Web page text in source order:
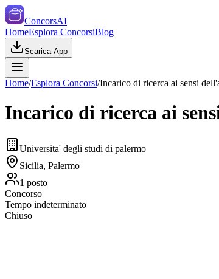
ConcorsAI
HomeEsplora ConcorsiBlog
Scarica App
Home/Esplora Concorsi/Incarico di ricerca ai sensi
Incarico di ricerca ai
Universita' degli studi di palermo
Sicilia, Palermo
1 posto
Concorso
Tempo indeterminato
Chiuso